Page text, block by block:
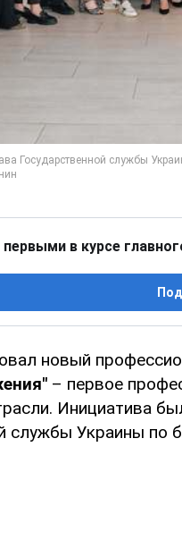
первыми в курсе
новый
– первое
Инициатива
службы Украины по